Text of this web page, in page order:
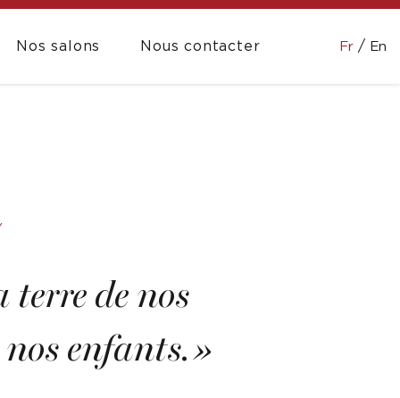
Nos salons Nous contacter Fr En
terre de nos
enfants. »